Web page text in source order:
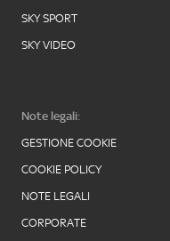
SKY SPORT
SKY VIDEO
Note legali:
GESTIONE COOKIE
COOKIE POLICY
NOTE LEGALI
CORPORATE